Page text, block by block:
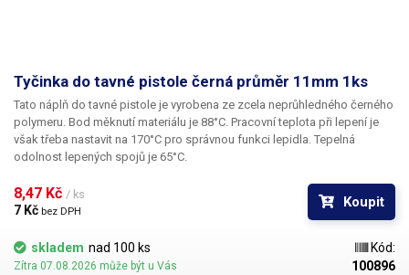
Tyčinka do tavné pistole černá průměr 11mm 1ks
Tato náplň do tavné pistole je vyrobena ze zcela neprůhledného černého
polymeru. Bod měknutí materiálu je 88°C. Pracovní teplota při lepení je
však třeba nastavit na 170°C pro správnou funkci lepidla. Tepelná
odolnost lepených spojů je 65°C.
8,47 Kč / ks
7 Kč bez DPH
Koupit
skladem nad 100 ks
Zítra 07.08.2026 může být u Vás
Kód:
100896